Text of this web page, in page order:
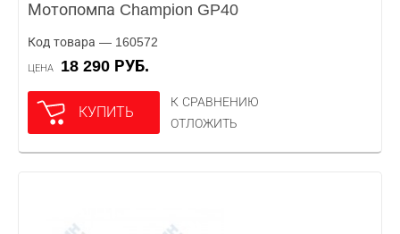
Мотопомпа Champion GP40
Код товара — 160572
ЦЕНА 18 290 РУБ.
КУПИТЬ
К СРАВНЕНИЮ
ОТЛОЖИТЬ